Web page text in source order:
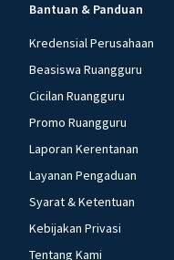
Bantuan & Panduan
Kredensial Perusahaan
Beasiswa Ruangguru
Cicilan Ruangguru
Promo Ruangguru
Laporan Kerentanan
Layanan Pengaduan
Syarat & Ketentuan
Kebijakan Privasi
Tentang Kami